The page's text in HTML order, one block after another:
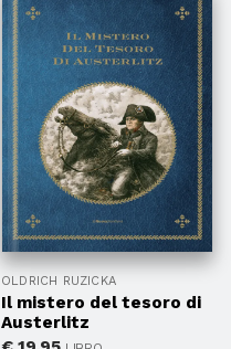
OLDRICH RUZICKA
Il mistero del tesoro di
Austerlitz